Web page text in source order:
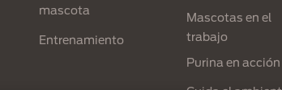
mascota
Entrenamiento
Mascotas en el
trabajo
Purina en acción